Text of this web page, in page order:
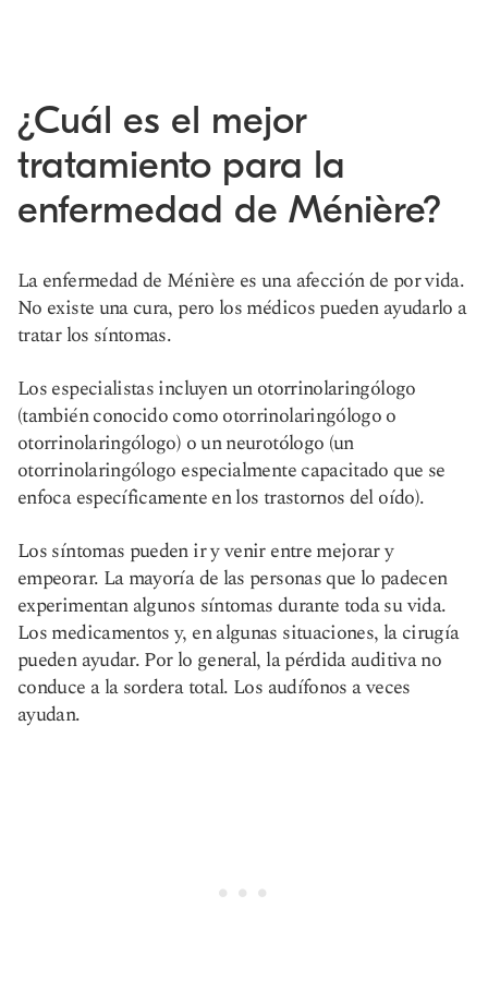
¿Cuál es el mejor
tratamiento para la
enfermedad de Ménière?
La enfermedad de Ménière es una afección de por vida.
No existe una cura, pero los médicos pueden ayudarlo a
tratar los síntomas.
Los especialistas incluyen un otorrinolaringólogo
(también conocido como otorrinolaringólogo o
otorrinolaringólogo) o un neurotólogo (un
otorrinolaringólogo especialmente capacitado que se
enfoca específicamente en los trastornos del oído).
Los síntomas pueden ir y venir entre mejorar y
empeorar. La mayoría de las personas que lo padecen
experimentan algunos síntomas durante toda su vida.
Los medicamentos y, en algunas situaciones, la cirugía
pueden ayudar. Por lo general, la pérdida auditiva no
conduce a la sordera total. Los audífonos a veces
ayudan.